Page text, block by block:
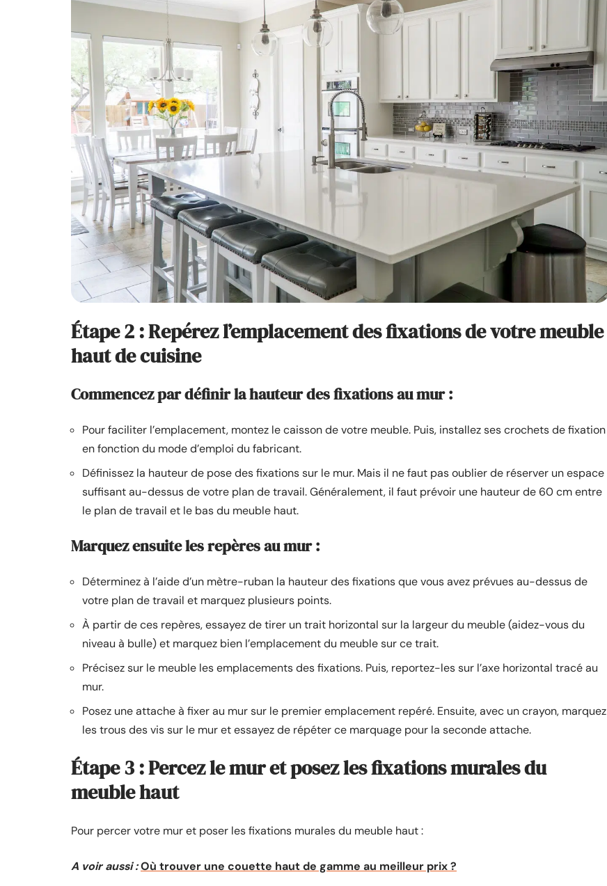
Étape 2 : Repérez l’emplacement des fixations de votre meuble
haut de cuisine
Commencez par définir la hauteur des fixations au mur :
Pour faciliter l’emplacement, montez le caisson de votre meuble. Puis, installez ses crochets de fixation
en fonction du mode d’emploi du fabricant.
Définissez la hauteur de pose des fixations sur le mur. Mais il ne faut pas oublier de réserver un espace
suffisant au-dessus de votre plan de travail. Généralement, il faut prévoir une hauteur de 60 cm entre
le plan de travail et le bas du meuble haut.
Marquez ensuite les repères au mur :
Déterminez à l’aide d’un mètre-ruban la hauteur des fixations que vous avez prévues au-dessus de
votre plan de travail et marquez plusieurs points.
À partir de ces repères, essayez de tirer un trait horizontal sur la largeur du meuble (aidez-vous du
niveau à bulle) et marquez bien l’emplacement du meuble sur ce trait.
Précisez sur le meuble les emplacements des fixations. Puis, reportez-les sur l’axe horizontal tracé au
mur.
Posez une attache à fixer au mur sur le premier emplacement repéré. Ensuite, avec un crayon, marquez
les trous des vis sur le mur et essayez de répéter ce marquage pour la seconde attache.
Étape 3 : Percez le mur et posez les fixations murales du
meuble haut
Pour percer votre mur et poser les fixations murales du meuble haut :
A voir aussi :Où trouver une couette haut de gamme au meilleur prix ?